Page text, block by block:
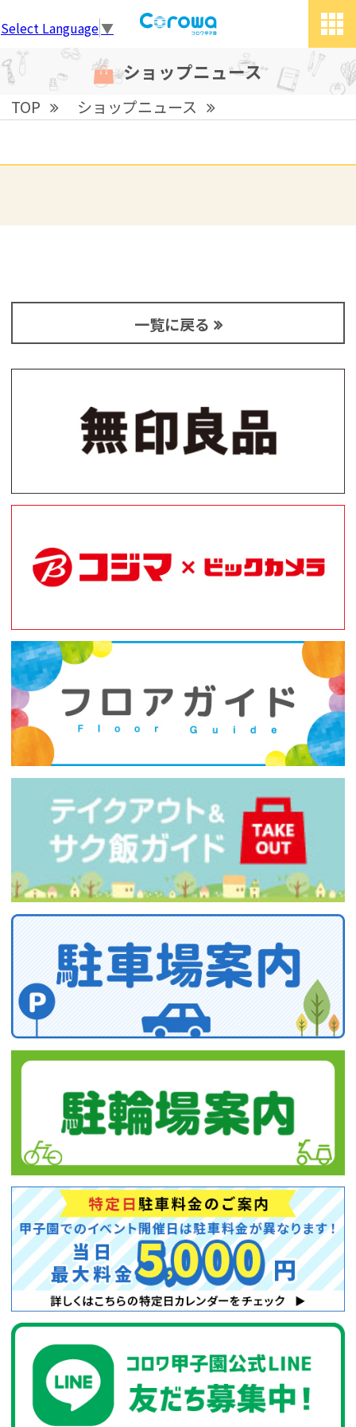
Select Language▼
grid
ショップニュース
TOP ショップニュース
一覧に戻る